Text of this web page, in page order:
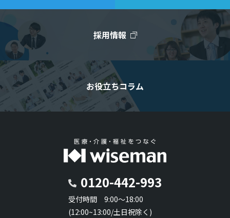
採用情報
お役立ちコラム
0120-442-993
受付時間 9:00～18:00
(12:00~13:00/土日祝除く)